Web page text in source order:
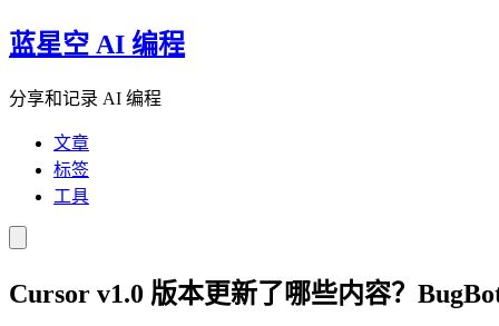
蓝星空 AI 编程
分享和记录 AI 编程
文章
标签
工具
Cursor v1.0 版本更新了哪些内容？